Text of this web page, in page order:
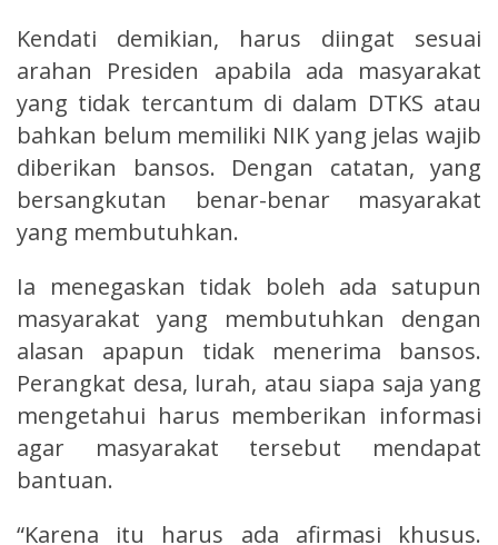
Kendati demikian, harus diingat sesuai
arahan Presiden apabila ada masyarakat
yang tidak tercantum di dalam DTKS atau
bahkan belum memiliki NIK yang jelas wajib
diberikan bansos. Dengan catatan, yang
bersangkutan benar-benar masyarakat
yang membutuhkan.
Ia menegaskan tidak boleh ada satupun
masyarakat yang membutuhkan dengan
alasan apapun tidak menerima bansos.
Perangkat desa, lurah, atau siapa saja yang
mengetahui harus memberikan informasi
agar masyarakat tersebut mendapat
bantuan.
“Karena itu harus ada afirmasi khusus.